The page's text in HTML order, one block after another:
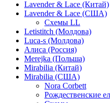
Lavender & Lace (Китай)
Lavender & Lace (США)
Схемы LL
Letistitch (Молдова)
Luca-s (Молдова)
Алиса (Россия)
Merejka (Польша)
Mirabilia (Китай)
Mirabilia (США)
Nora Corbett
Рождественские